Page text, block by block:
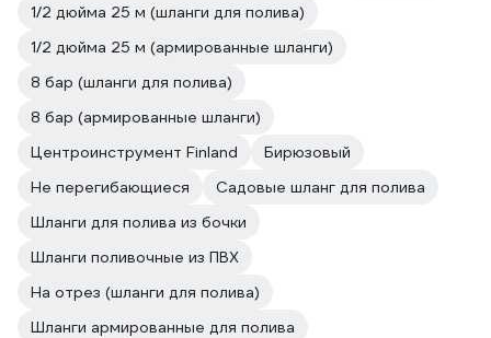
1/2 дюйма 25 м (шланги для полива)
1/2 дюйма 25 м (армированные шланги)
8 бар (шланги для полива)
8 бар (армированные шланги)
Центроинструмент Finland
Бирюзовый
Не перегибающиеся
Садовые шланг для полива
Шланги для полива из бочки
Шланги поливочные из ПВХ
На отрез (шланги для полива)
Шланги армированные для полива